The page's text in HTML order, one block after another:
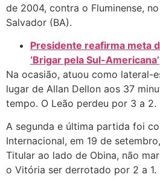
de 2004, contra o Fluminense,
Salvador (BA).
Presidente reafirma meta
‘Brigar pela Sul-Americana’
Na ocasião, atuou como lateral-
lugar de Allan Dellon aos 37
tempo. O Leão perdeu por 3 a 2.
A segunda e última partida foi
Internacional, em 19 de
Titular ao lado de Obina, não
o Vitória ser derrotado por 2 a 1.